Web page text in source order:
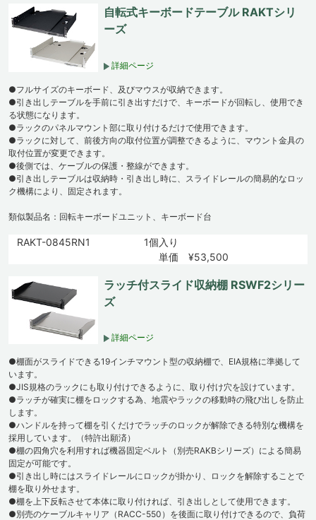
自転式キーボードテーブル RAKTシリ
ーズ
詳細ページ
●フルサイズのキーボード、及びマウスが収納できます。
●引き出しテーブルを手前に引き出すだけで、キーボードが回転し、使用でき
る状態になります。
●ラックのパネルマウント部に取り付けるだけで使用できます。
●ラックに対して、前後方向の取付位置が調整できるように、マウント金具の
取付位置が変更できます。
●後側では、ケーブルの保護・整線ができます。
●引き出しテーブルは収納時・引き出し時に、スライドレールの簡易的なロッ
ク機構により、固定されます。
類似製品名：回転キーボードユニット、キーボード台
RAKT-0845RN1
1個入り
単価 ¥53,500
ラッチ付スライド収納棚 RSWF2シリー
ズ
詳細ページ
●棚面がスライドできる19インチマウント型の収納棚で、EIA規格に準拠して
います。
●JIS規格のラックにも取り付けできるように、取り付け穴を設けています。
●ラッチが確実に棚をロックする為、地震やラックの移動時の飛び出しを防止
します。
●ハンドルを持って棚を引くだけでラッチのロックが解除できる特別な機構を
採用しています。（特許出願済）
●棚の四角穴を利用すれば機器固定ベルト（別売RAKBシリーズ）による簡易
固定が可能です。
●引き出し時にはスライドレールにロックが掛かり、ロックを解除することで
棚を取り外せます。
●棚を上下反転させて本体に取り付ければ、引き出しとして使用できます。
●別売のケーブルキャリア（RACC-550）を後面に取り付けできるので、負荷